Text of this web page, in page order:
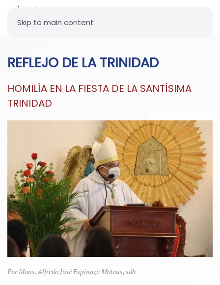
Skip to main content
REFLEJO DE LA TRINIDAD
HOMILÍA EN LA FIESTA DE LA SANTÍSIMA
TRINIDAD
Por Mons. Alfredo José Espinoza Mateus, sdb